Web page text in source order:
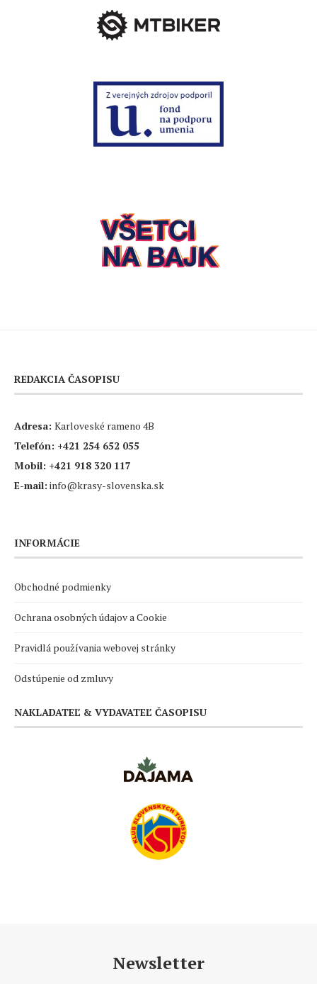
REDAKCIA ČASOPISU
Adresa: Karloveské rameno 4B
Telefón: +421 254 652 055
Mobil: +421 918 320 117
E-mail: info@krasy-slovenska.sk
INFORMÁCIE
Obchodné podmienky
Ochrana osobných údajov a Cookie
Pravidlá používania webovej stránky
Odstúpenie od zmluvy
NAKLADATEĽ & VYDAVATEĽ ČASOPISU
Newsletter